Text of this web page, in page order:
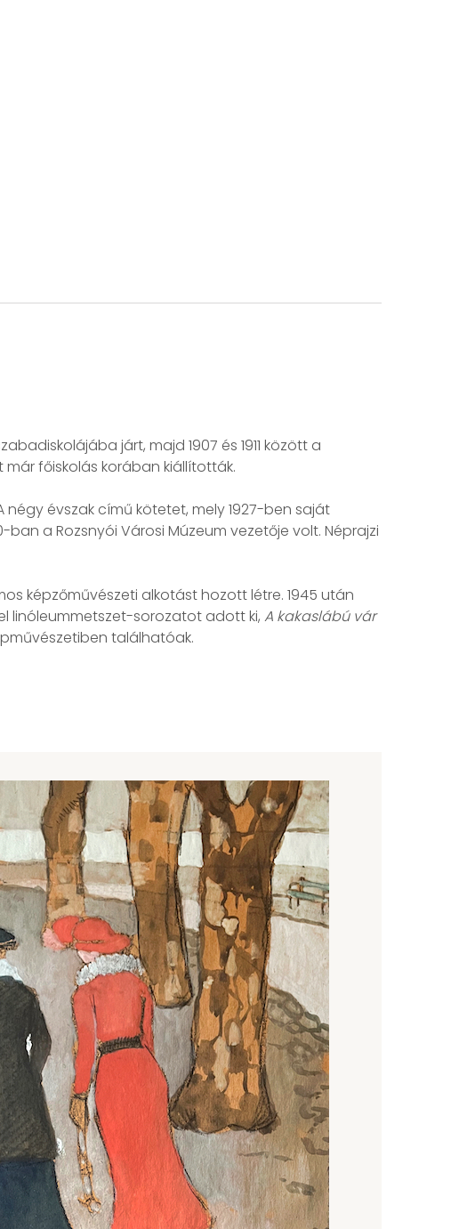
járt, majd 1907 és 1911 között a
főiskolás korában kiállították.
évszak című kötetet, mely 1927-ben saját
a Rozsnyói Városi Múzeum vezetője volt. Néprajzi
képzőművészeti alkotást hozott létre. 1945 után
linóleummetszet-sorozatot adott ki, A kakaslábú vár
találhatóak.